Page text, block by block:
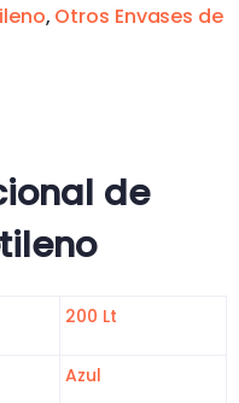
, Otros Envases de
de
200 Lt
Azul